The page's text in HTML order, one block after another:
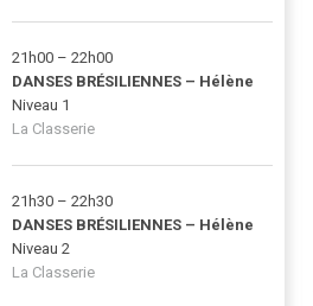
21h00 – 22h00
DANSES BRÉSILIENNES – Hélène
Niveau 1
La Classerie
21h30 – 22h30
DANSES BRÉSILIENNES – Hélène
Niveau 2
La Classerie